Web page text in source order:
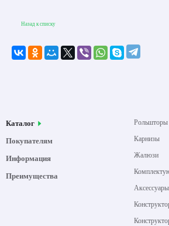
Назад к списку
Каталог
Покупателям
Информация
Преимущества
Рольшторы
Карнизы
Жалюзи
Аксессуары